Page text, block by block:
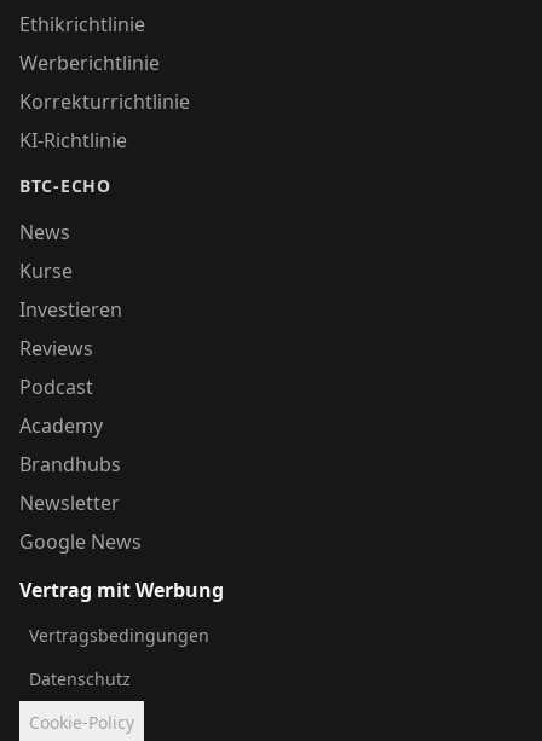
Ethikrichtlinie
Werberichtlinie
Korrekturrichtlinie
KI-Richtlinie
BTC-ECHO
News
Kurse
Investieren
Reviews
Podcast
Academy
Brandhubs
Newsletter
Google News
Vertrag mit Werbung
Vertragsbedingungen
Datenschutz
Cookie-Policy